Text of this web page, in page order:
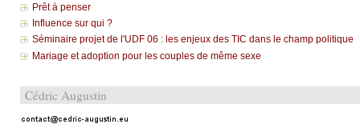
Prêt à penser
Influence sur qui ?
Séminaire projet de l'UDF 06 : les enjeux des TIC dans le champ politique
Mariage et adoption pour les couples de même sexe
Cédric Augustin